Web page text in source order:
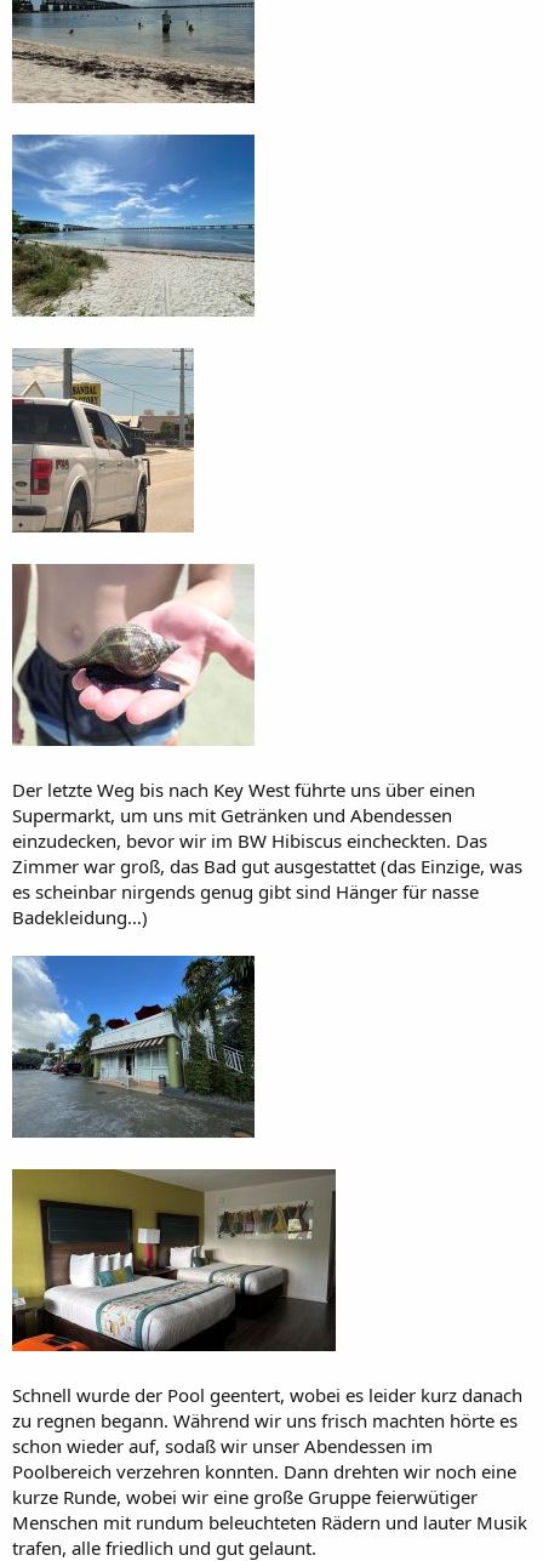
Der letzte Weg bis nach Key West führte uns über einen
Supermarkt, um uns mit Getränken und Abendessen
einzudecken, bevor wir im BW Hibiscus eincheckten. Das
Zimmer war groß, das Bad gut ausgestattet (das Einzige, was
es scheinbar nirgends genug gibt sind Hänger für nasse
Badekleidung…)
Schnell wurde der Pool geentert, wobei es leider kurz danach
zu regnen begann. Während wir uns frisch machten hörte es
schon wieder auf, sodaß wir unser Abendessen im
Poolbereich verzehren konnten. Dann drehten wir noch eine
kurze Runde, wobei wir eine große Gruppe feierwütiger
Menschen mit rundum beleuchteten Rädern und lauter Musik
trafen, alle friedlich und gut gelaunt.